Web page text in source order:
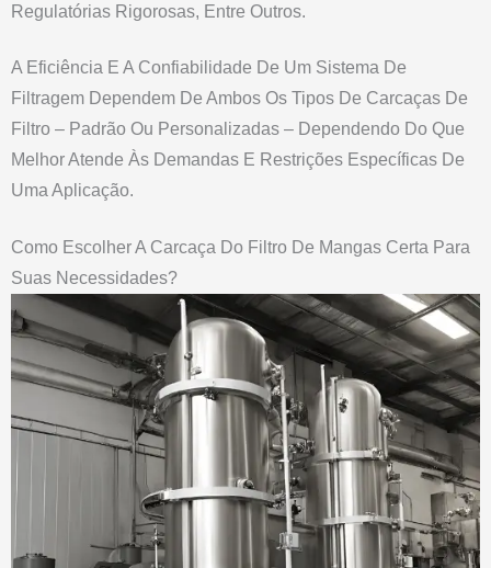
Regulatórias Rigorosas, Entre Outros.
A Eficiência E A Confiabilidade De Um Sistema De
Filtragem Dependem De Ambos Os Tipos De Carcaças De
Filtro – Padrão Ou Personalizadas – Dependendo Do Que
Melhor Atende Às Demandas E Restrições Específicas De
Uma Aplicação.
Como Escolher A Carcaça Do Filtro De Mangas Certa Para
Suas Necessidades?